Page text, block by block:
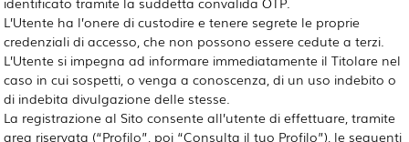
L’Utente ha l’onere di custodire e tenere segrete le proprie
credenziali di accesso, che non possono essere cedute a terzi.
L’Utente si impegna ad informare immediatamente il Titolare nel
caso in cui sospetti, o venga a conoscenza, di un uso indebito o
di indebita divulgazione delle stesse.
La registrazione al Sito consente all’utente di effettuare, tramite
area riservata (“Profilo”, poi “Consulta il tuo Profilo”), le seguenti